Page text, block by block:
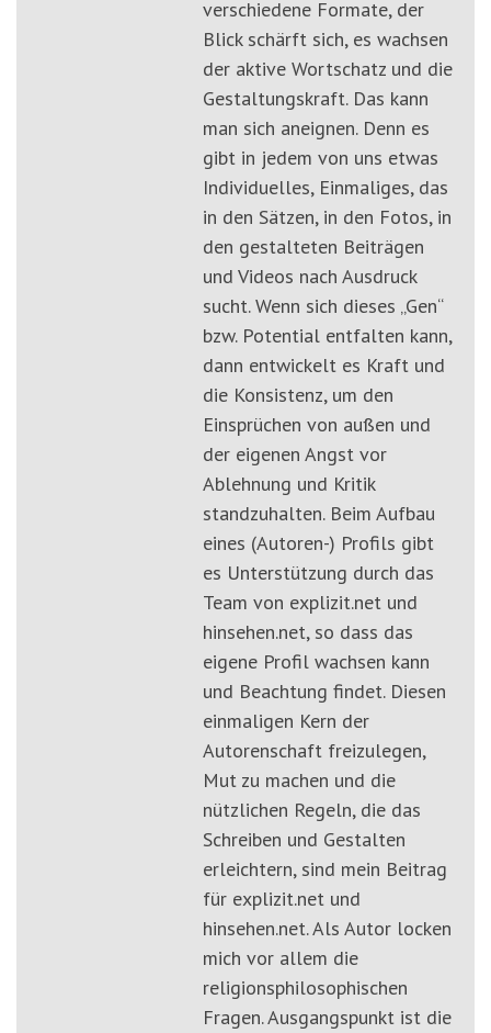
verschiedene Formate, der
Blick schärft sich, es wachsen
der aktive Wortschatz und die
Gestaltungskraft. Das kann
man sich aneignen. Denn es
gibt in jedem von uns etwas
Individuelles, Einmaliges, das
in den Sätzen, in den Fotos, in
den gestalteten Beiträgen
und Videos nach Ausdruck
sucht. Wenn sich dieses „Gen“
bzw. Potential entfalten kann,
dann entwickelt es Kraft und
die Konsistenz, um den
Einsprüchen von außen und
der eigenen Angst vor
Ablehnung und Kritik
standzuhalten. Beim Aufbau
eines (Autoren-) Profils gibt
es Unterstützung durch das
Team von explizit.net und
hinsehen.net, so dass das
eigene Profil wachsen kann
und Beachtung findet. Diesen
einmaligen Kern der
Autorenschaft freizulegen,
Mut zu machen und die
nützlichen Regeln, die das
Schreiben und Gestalten
erleichtern, sind mein Beitrag
für explizit.net und
hinsehen.net. Als Autor locken
mich vor allem die
religionsphilosophischen
Fragen. Ausgangspunkt ist die